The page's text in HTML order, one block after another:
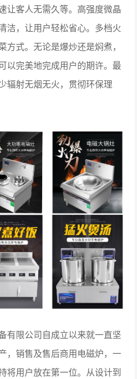
让客人无需久等。高强度微晶
洁，让用户轻松省心。多档火
式。无论是爆炒还是焖煮，
以完美地完成用户的期许。最
辐射无烟无火，贯彻环保理
限公司自成立以来就一直坚
，销售及售后商用电磁炉，一
将用户放在第一位。从设计到